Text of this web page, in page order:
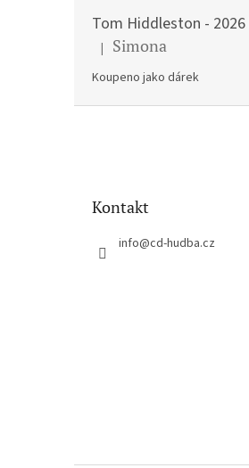
Hodnocení produktu je 5 z 5
| Simona
Koupeno jako dárek
Kontakt
info@cd-hudba.cz